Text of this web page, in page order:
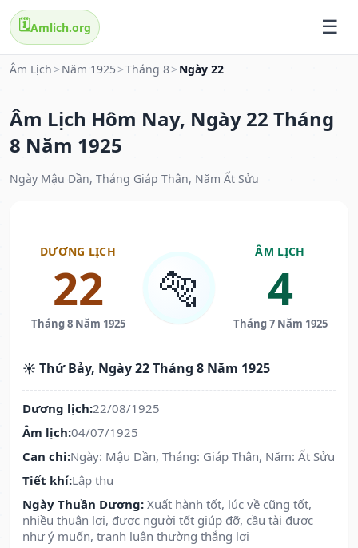
🗓️Amlich.org
Âm Lịch > Năm 1925 >Tháng 8> Ngày 22
Âm Lịch Hôm Nay, Ngày 22 Tháng
8 Năm 1925
Ngày Mậu Dần, Tháng Giáp Thân, Năm Ất Sửu
DƯƠNG LỊCH
22
Tháng 8 Năm 1925
🐅
ÂM LỊCH
4
Tháng 7 Năm 1925
☀️ Thứ Bảy, Ngày 22 Tháng 8 Năm 1925
Dương lịch:22/08/1925
Âm lịch:04/07/1925
Can chi:Ngày: Mậu Dần, Tháng: Giáp Thân, Năm: Ất Sửu
Tiết khí:Lập thu
Ngày Thuần Dương: Xuất hành tốt, lúc về cũng tốt,
nhiều thuận lợi, được người tốt giúp đỡ, cầu tài được
như ý muốn, tranh luận thường thắng lợi